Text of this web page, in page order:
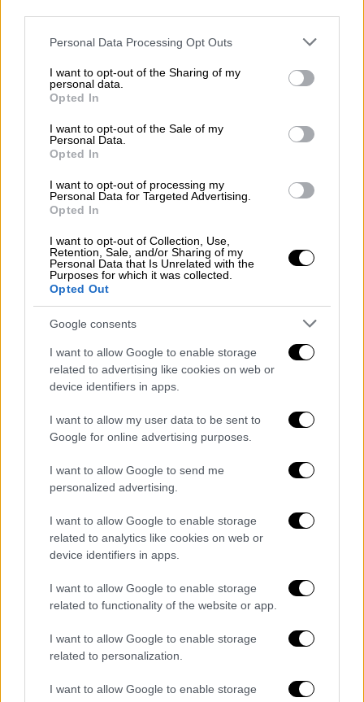
Please note that this website/app uses one or more Google
not limited to your visit or usage behaviour. You may click to
grant or deny consent to Google and its third-party tags to
use your data for below specified purposes in below Google
consent section.
Personal Data Processing Opt Outs
I want to opt-out of the Sharing of my
personal data.
Opted In
I want to opt-out of the Sale of my
Personal Data.
Opted In
I want to opt-out of processing my
Personal Data for Targeted Advertising.
Opted In
I want to opt-out of Collection, Use,
Retention, Sale, and/or Sharing of my
Personal Data that Is Unrelated with the
Purposes for which it was collected.
Opted Out
Google consents
I want to allow Google to enable storage
related to advertising like cookies on web or
device identifiers in apps.
I want to allow my user data to be sent to
Google for online advertising purposes.
I want to allow Google to send me
personalized advertising.
I want to allow Google to enable storage
related to analytics like cookies on web or
device identifiers in apps.
I want to allow Google to enable storage
related to functionality of the website or app.
I want to allow Google to enable storage
related to personalization.
I want to allow Google to enable storage
«Πετάχτηκε και μας είπε "μην κάνετε τέτοια
πράγματα, θα βρείτε τον μπελά σας". Τα
σημείωσε.
κόσμο να πετά αντικείμενα στην είσοδο.
την ώρα που είναι σεεξέλιξη μεγάλη έρευνα
Κιβωτό του Κόσμου
πρόσωπο της ΜΚΟ, τονπάτερ Αντώνιο, μετά
από καταγγελίες για σεξουαλική
παρενόχληση καθώς και βασανιστήρια
παιδιών.
Τι θα συζητηθεί στην έκτακτη σύσκεψη
του Κόσμου» - «Μάς εκβίαζαν να μη
μιλήσουμε», λέει ανήλικη σε νέα
καταγγελία